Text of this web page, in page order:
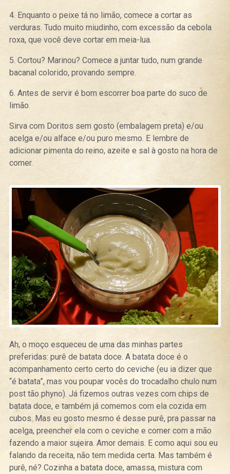
4. Enquanto o peixe tá no limão, comece a cortar as
verduras. Tudo muito miudinho, com excessão da cebola
roxa, que você deve cortar em meia-lua.
5. Cortou? Marinou? Comece a juntar tudo, num grande
bacanal colorido, provando sempre.
6. Antes de servir é bom escorrer boa parte do suco de
limão.
Sirva com Doritos sem gosto (embalagem preta) e/ou
acelga e/ou alface e/ou puro mesmo. E lembre de
adicionar pimenta do reino, azeite e sal à gosto na hora de
comer.
Ah, o moço esqueceu de uma das minhas partes
preferidas: purê de batata doce. A batata doce é o
acompanhamento certo certo do ceviche (eu ia dizer que
“é batata”, mas vou poupar vocês do trocadalho chulo num
post tão phyno). Já fizemos outras vezes com chips de
batata doce, e também já comemos com ela cozida em
cubos. Mas eu gosto mesmo é desse purê, pra passar na
acelga, preencher ela com o ceviche e comer com a mão
fazendo a maior sujeira. Amor demais. E como aqui sou eu
falando da receita, não tem medida certa. Mas também é
purê, né? Cozinha a batata doce, amassa, mistura com